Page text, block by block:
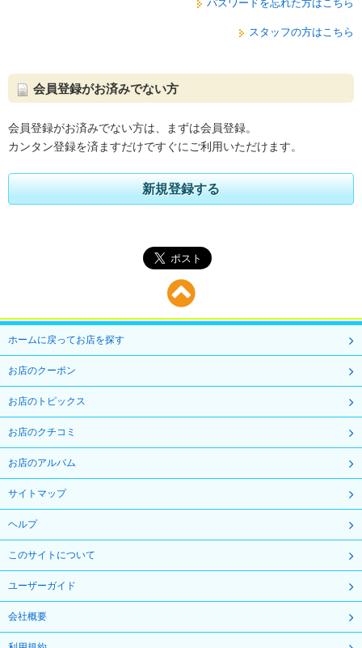
パスワードを忘れた方はこちら
スタッフの方はこちら
会員登録がお済みでない方
会員登録がお済みでない方は、まずは会員登録。
カンタン登録を済ますだけですぐにご利用いただけます。
新規登録する
ホームに戻ってお店を探す
お店のクーポン
お店のトピックス
お店のクチコミ
お店のアルバム
サイトマップ
ヘルプ
このサイトについて
ユーザーガイド
会社概要